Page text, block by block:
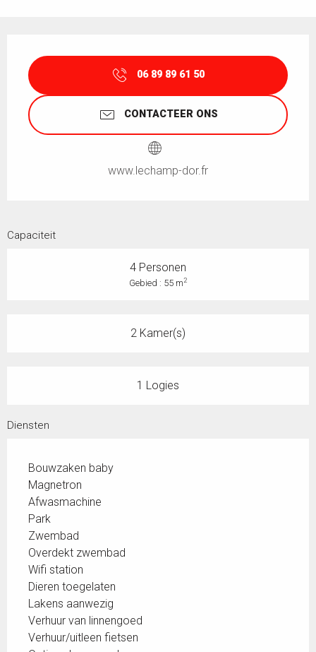
06 89 89 61 50
CONTACTEER ONS
www.lechamp-dor.fr
Capaciteit
4 Personen
Gebied : 55 m2
2 Kamer(s)
1 Logies
Diensten
Bouwzaken baby
Magnetron
Afwasmachine
Park
Zwembad
Overdekt zwembad
Wifi station
Dieren toegelaten
Lakens aanwezig
Verhuur van linnengoed
Verhuur/uitleen fietsen